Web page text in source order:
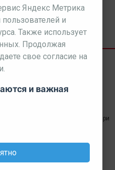
контент,
с мнением отдельных авторов.При
обязательна.
Яндекс Метрика
и
Также использует
Продолжая
свое согласие на
и важная